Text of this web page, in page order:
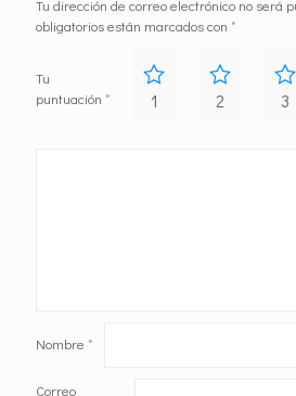
Tu dirección de correo electrónico no será
obligatorios están marcados con *
Tu
puntuación * 1 2 3
Nombre *
Correo